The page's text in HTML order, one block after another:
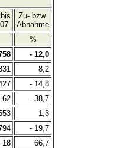
Zu- bzw.
Abnahme
%
- 12,0
8,2
- 14,8
62
- 38,7
1,3
- 19,7
18 66,7